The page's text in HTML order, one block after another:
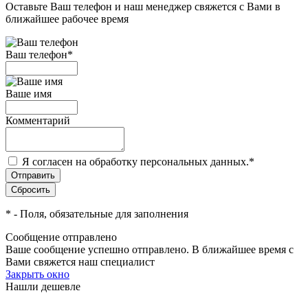
Оставьте Ваш телефон и наш менеджер свяжется с Вами в
ближайшее рабочее время
Ваш телефон*
Ваше имя
Комментарий
Я согласен на обработку персональных данных.*
* - Поля, обязательные для заполнения
Сообщение отправлено
Ваше сообщение успешно отправлено. В ближайшее время с
Вами свяжется наш специалист
Закрыть окно
Нашли дешевле